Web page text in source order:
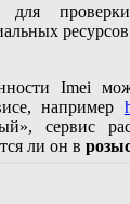
Imei
например
сервис
ли он в